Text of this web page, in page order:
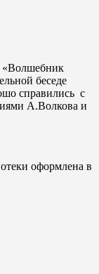
«Волшебник
беседе
справились с
А.Волкова и
оформлена в